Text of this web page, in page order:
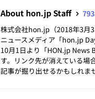
About hon.jp Staff
株式会社hon.jp（2018年3月
ニュースメディア「hon.jp
10月1日より「HON.jp News
す。リンク先が消えている場合
記事が掘り出せるかもしれま